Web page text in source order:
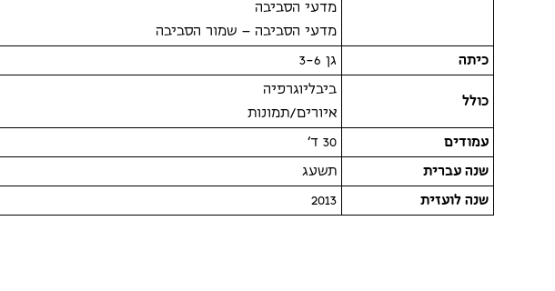
מדעי הסביבה
מדעי הסביבה – שמור הסביבה
כיתה גן 3-6
כולל
ביבליוגרפיה
איורים/תמונות
עמודים 30 ד'
שנה עברית תשעג
שנה לועזית 2013